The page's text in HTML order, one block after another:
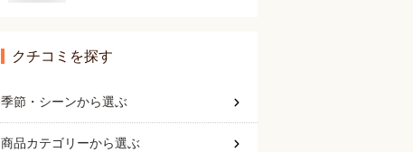
クチコミを探す
季節・シーンから選ぶ
商品カテゴリーから選ぶ